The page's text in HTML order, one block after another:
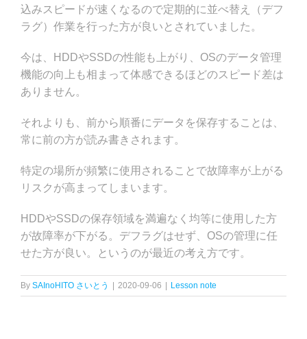
込みスピードが速くなるので定期的に並べ替え（デフ
ラグ）作業を行った方が良いとされていました。
今は、HDDやSSDの性能も上がり、OSのデータ管理
機能の向上も相まって体感できるほどのスピード差は
ありません。
それよりも、前から順番にデータを保存することは、
常に前の方が読み書きされます。
特定の場所が頻繁に使用されることで故障率が上がる
リスクが高まってしまいます。
HDDやSSDの保存領域を満遍なく均等に使用した方
が故障率が下がる。デフラグはせず、OSの管理に任
せた方が良い。というのが最近の考え方です。
By SAInoHITO さいとう 2020-09-06 Lesson note